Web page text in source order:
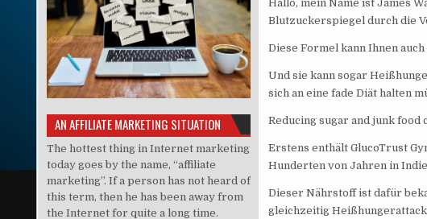
Hallo, mein Name ist James
Blutzuckerspiegel durch die
Diese Formel kann Ihnen
Und sie kann sogar
sich an eine fade Diät halten
Reducing sugar and junk food
Erstens enthält GlucoTrust
Hunderten von Jahren in
Dieser Nährstoff ist dafür
gleichzeitig
AN AFFILIATE MARKETING SITUATION
The hottest thing in Internet marketing
today goes by the name, “affiliate
marketing”. If a person has not heard of
this term, then he has been away from
the Internet for quite a long time.